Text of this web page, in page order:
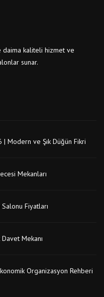
daima kaliteli hizmet ve
sunar.
Modern ve Şık Düğün Fikri
Mekanları
Fiyatları
Mekanı
Organizasyon Rehberi